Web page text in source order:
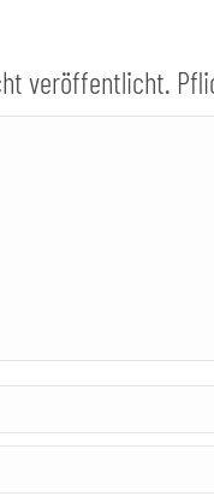
veröffentlicht.